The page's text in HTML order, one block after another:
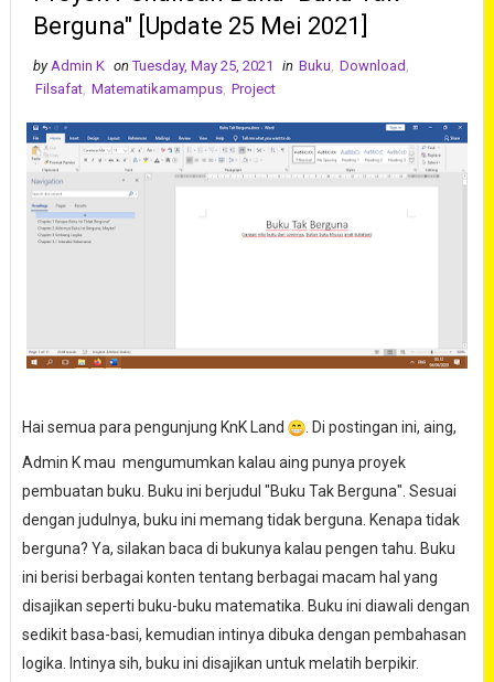
Berguna" [Update 25 Mei 2021]
by Admin K on Tuesday, May 25, 2021 in Buku, Download ,
Filsafat, Matematikamampus, Project
Hai semua para pengunjung KnK Land . Di postingan ini, aing,
Admin K mau mengumumkan kalau aing punya proyek
pembuatan buku. Buku ini berjudul "Buku Tak Berguna". Sesuai
dengan judulnya, buku ini memang tidak berguna. Kenapa tidak
berguna? Ya, silakan baca di bukunya kalau pengen tahu. Buku
ini berisi berbagai konten tentang berbagai macam hal yang
disajikan seperti buku-buku matematika. Buku ini diawali dengan
sedikit basa-basi, kemudian intinya dibuka dengan pembahasan
logika. Intinya sih, buku ini disajikan untuk melatih berpikir.